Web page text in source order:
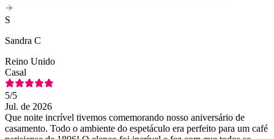
S
Sandra C
Reino Unido
Casal
5/5
Jul. de 2026
Que noite incrível tivemos comemorando nosso aniversário de
casamento. Todo o ambiente do espetáculo era perfeito para um café